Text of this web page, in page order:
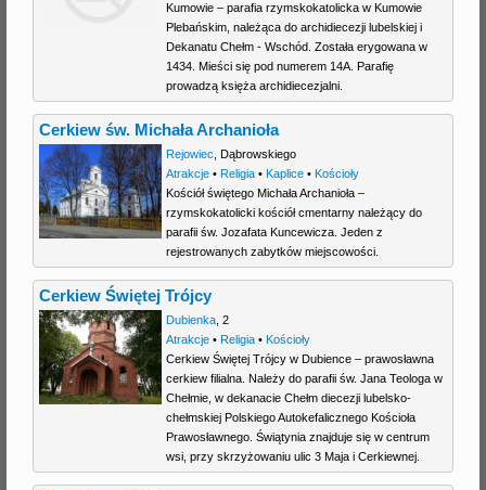
Kumowie – parafia rzymskokatolicka w Kumowie
Plebańskim, należąca do archidiecezji lubelskiej i
Dekanatu Chełm - Wschód. Została erygowana w
1434. Mieści się pod numerem 14A. Parafię
prowadzą księża archidiecezjalni.
Cerkiew św. Michała Archanioła
Rejowiec
Dąbrowskiego
Atrakcje• Religia• Kaplice• Kościoły
Kościół świętego Michała Archanioła –
rzymskokatolicki kościół cmentarny należący do
parafii św. Jozafata Kuncewicza. Jeden z
rejestrowanych zabytków miejscowości.
Cerkiew Świętej Trójcy
Dubienka, 2
Atrakcje• Religia• Kościoły
Cerkiew Świętej Trójcy w Dubience – prawosławna
cerkiew filialna. Należy do parafii św. Jana Teologa w
Chełmie, w dekanacie Chełm diecezji lubelsko-
chełmskiej Polskiego Autokefalicznego Kościoła
Prawosławnego. Świątynia znajduje się w centrum
wsi, przy skrzyżowaniu ulic 3 Maja i Cerkiewnej.